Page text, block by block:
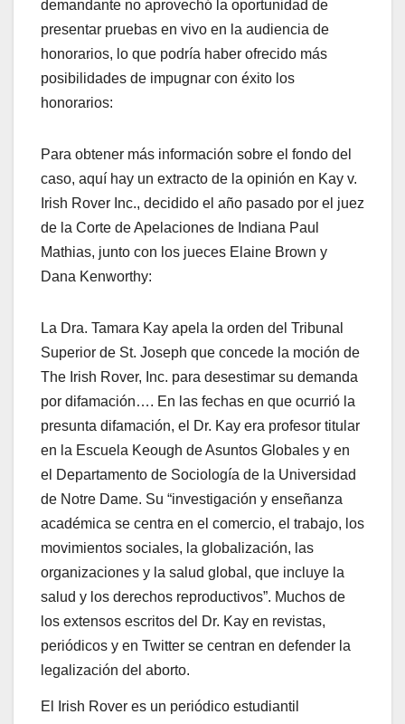
demandante no aprovechó la oportunidad de
presentar pruebas en vivo en la audiencia de
honorarios, lo que podría haber ofrecido más
posibilidades de impugnar con éxito los
honorarios:
Para obtener más información sobre el fondo del
caso, aquí hay un extracto de la opinión en Kay v.
Irish Rover Inc., decidido el año pasado por el juez
de la Corte de Apelaciones de Indiana Paul
Mathias, junto con los jueces Elaine Brown y
Dana Kenworthy:
La Dra. Tamara Kay apela la orden del Tribunal
Superior de St. Joseph que concede la moción de
The Irish Rover, Inc. para desestimar su demanda
por difamación…. En las fechas en que ocurrió la
presunta difamación, el Dr. Kay era profesor titular
en la Escuela Keough de Asuntos Globales y en
el Departamento de Sociología de la Universidad
de Notre Dame. Su “investigación y enseñanza
académica se centra en el comercio, el trabajo, los
movimientos sociales, la globalización, las
organizaciones y la salud global, que incluye la
salud y los derechos reproductivos”. Muchos de
los extensos escritos del Dr. Kay en revistas,
periódicos y en Twitter se centran en defender la
legalización del aborto.
El Irish Rover es un periódico estudiantil